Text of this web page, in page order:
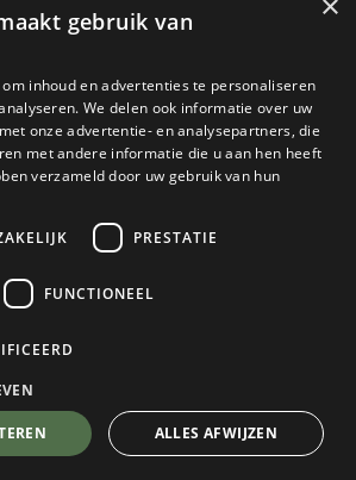
r/v wp - 1/75
over dit product via WhatsApp
gebruik van
inhoud en advertenties te personaliseren
We delen ook informatie over uw
onze advertentie- en analysepartners, die
met andere informatie die u aan hen heeft
verzameld door uw gebruik van hun
PRESTATIE
FUNCTIONEEL
ALLES AFWIJZEN